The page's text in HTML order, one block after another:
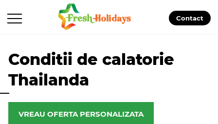
Contact
Conditii de calatorie
Thailanda
VREAU OFERTA PERSONALIZATA